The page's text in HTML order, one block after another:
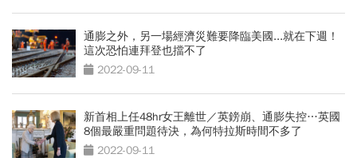
通膨之外，另一場經濟災難要降臨美國...就在下週！
這次恐怕連拜登也擋不了
2022-09-11
新首相上任48hr女王離世／英鎊崩、通膨失控…英國
8個最嚴重問題待決，為何特拉斯時間不多了
2022-09-11